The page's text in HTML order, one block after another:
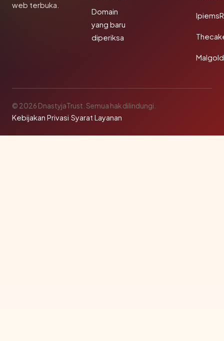
web terbuka.
Domain
yang baru
diperiksa
© 2026 DnastyjaTrust. Semua hak dilindungi.
Kebijakan Privasi·Syarat Layanan